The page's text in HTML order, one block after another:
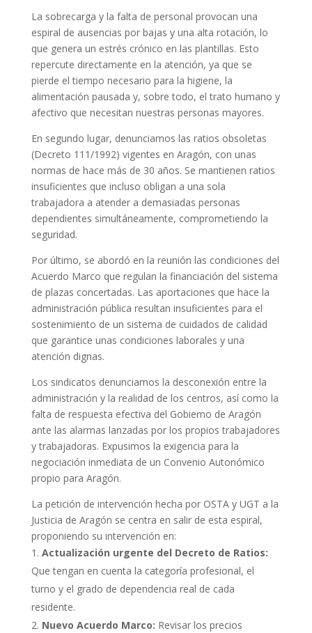
La sobrecarga y la falta de personal provocan una
espiral de ausencias por bajas y una alta rotación, lo
que genera un estrés crónico en las plantillas. Esto
repercute directamente en la atención, ya que se
pierde el tiempo necesario para la higiene, la
alimentación pausada y, sobre todo, el trato humano y
afectivo que necesitan nuestras personas mayores.
En segundo lugar, denunciamos las ratios obsoletas
(Decreto 111/1992) vigentes en Aragón, con unas
normas de hace más de 30 años. Se mantienen ratios
insuficientes que incluso obligan a una sola
trabajadora a atender a demasiadas personas
dependientes simultáneamente, comprometiendo la
seguridad.
Por último, se abordó en la reunión las condiciones del
Acuerdo Marco que regulan la financiación del sistema
de plazas concertadas. Las aportaciones que hace la
administración pública resultan insuficientes para el
sostenimiento de un sistema de cuidados de calidad
que garantice unas condiciones laborales y una
atención dignas.
Los sindicatos denunciamos la desconexión entre la
administración y la realidad de los centros, así como la
falta de respuesta efectiva del Gobierno de Aragón
ante las alarmas lanzadas por los propios trabajadores
y trabajadoras. Expusimos la exigencia para la
negociación inmediata de un Convenio Autonómico
propio para Aragón.
La petición de intervención hecha por OSTA y UGT a la
Justicia de Aragón se centra en salir de esta espiral,
proponiendo su intervención en:
Actualización urgente del Decreto de Ratios:
Que tengan en cuenta la categoría profesional, el
turno y el grado de dependencia real de cada
residente.
Nuevo Acuerdo Marco: Revisar los precios